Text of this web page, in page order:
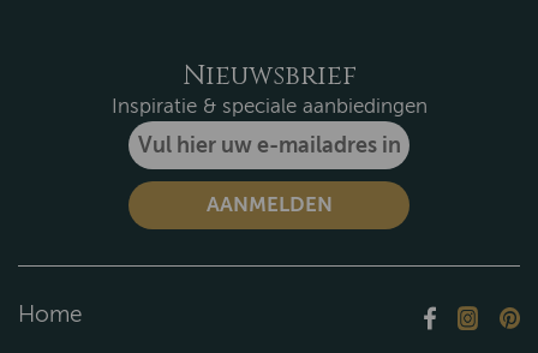
Nieuwsbrief
Inspiratie & speciale aanbiedingen
Home